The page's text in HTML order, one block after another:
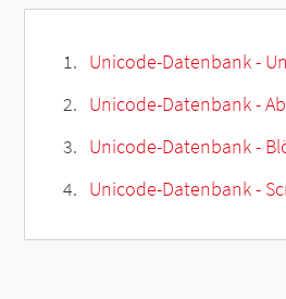
Unicode-Datenbank -
Unicode-Datenbank -
Unicode-Datenbank -
Unicode-Datenbank -